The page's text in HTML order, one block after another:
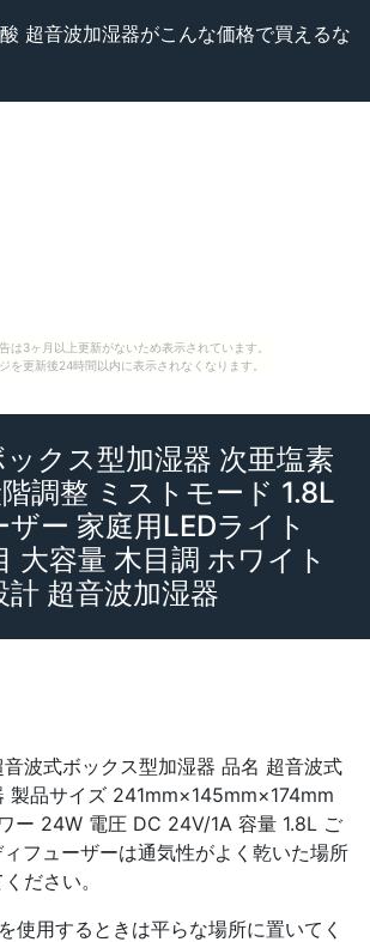
は3ヶ月以上更新がないため表示されています。
を更新後24時間以内に表示されなくなります。
超音波加湿器がこんな価格で買えるな
クス型加湿器 次亜塩素
調整 ミストモード 1.8L
ー 家庭用LEDライト
大容量 木目調 ホワイト
超音波加湿器
波式ボックス型加湿器 品名 超音波式
製品サイズ 241mm×145mm×174mm
ー 24W 電圧 DC 24V/1A 容量 1.8L ご
フューザーは通気性がよく乾いた場所
ださい。
使用するときは平らな場所に置いてく